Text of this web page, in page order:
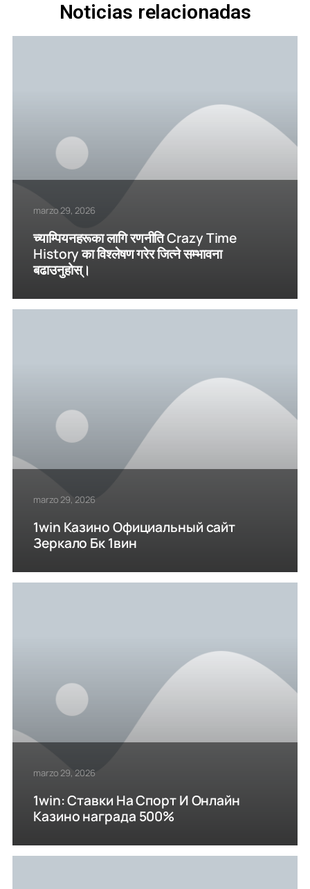
Noticias relacionadas
marzo 29, 2026
च्याम्पियनहरूका लागि रणनीति Crazy Time
History का विश्लेषण गरेर जित्ने सम्भावना
बढाउनुहोस्।
marzo 29, 2026
1win Казино Официальный сайт
Зеркало Бк 1вин
marzo 29, 2026
1win: Ставки На Cпорт И Онлайн
Казино награда 500%